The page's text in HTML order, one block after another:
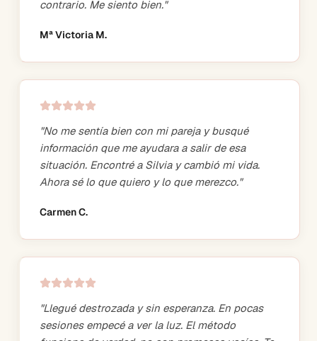
contrario. Me siento bien."
Mª Victoria M.
"No me sentía bien con mi pareja y busqué
información que me ayudara a salir de esa
situación. Encontré a Silvia y cambió mi vida.
Ahora sé lo que quiero y lo que merezco."
Carmen C.
"Llegué destrozada y sin esperanza. En pocas
sesiones empecé a ver la luz. El método